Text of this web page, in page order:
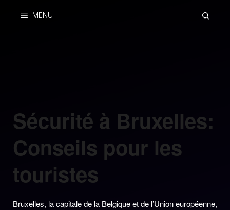
MENU
Sécurité à Bruxelles:
Conseils pour les
touristes
Bruxelles, la capitale de la Belgique et de l’Union européenne,